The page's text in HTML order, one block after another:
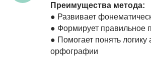
Преимущества метода:
● Развивает
● Формирует правильное
● Помогает понять логику
орфографии